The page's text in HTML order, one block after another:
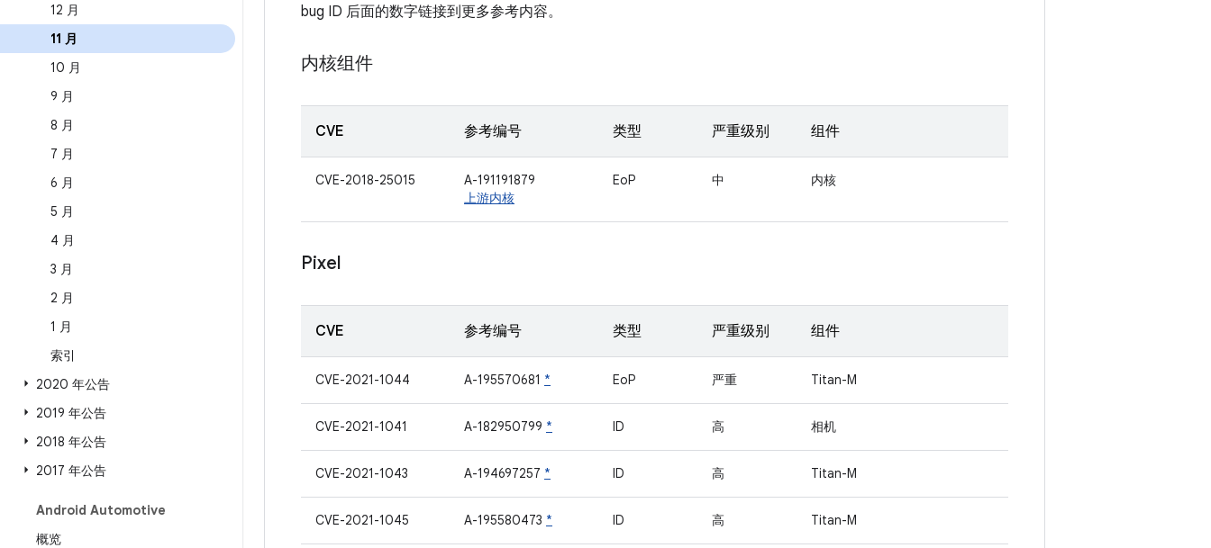
12 月
11 月
10 月
9 月
8 月
7 月
6 月
5 月
4 月
3 月
2 月
1 月
索引
2020 年公告
2019 年公告
2018 年公告
2017 年公告
Android Automotive
概览
bug ID 后面的数字链接到更多参考内容。
内核组件
CVE 参考编号 类型 严重级别 组件
CVE-2018-25015
A-191191879
上游内核
EoP 中 内核
Pixel
CVE 参考编号 类型 严重级别 组件
CVE-2021-1044 A-195570681 * EoP 严重 Titan-M
CVE-2021-1041 A-182950799 * ID 高 相机
CVE-2021-1043 A-194697257 * ID 高 Titan-M
CVE-2021-1045 A-195580473 * ID 高 Titan-M